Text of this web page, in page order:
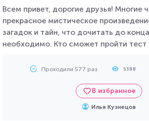
Всем привет, дорогие друзья! Многие
прекрасное мистическое
загадок и тайн, что дочитать до
необходимо. Кто сможет пройти тест
Проходили 577 раз 5388
В избранное
Илья Кузнецов